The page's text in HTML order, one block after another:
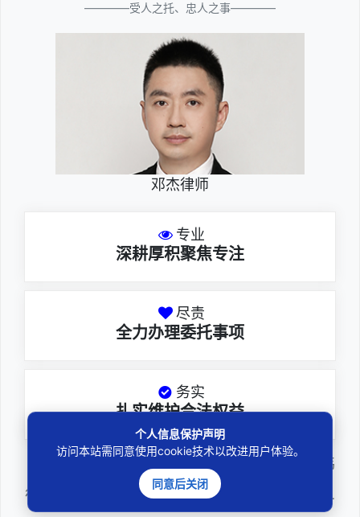
————受人之托、忠人之事————
邓杰律师
专业
深耕厚积聚焦专注
尽责
全力办理委托事项
务实
扎实维护合法权益
邓杰律师，法律硕士，执业于北京市炜
衡（深圳）律师事务所，律师执业证号为14
个人信息保护声明
访问本站需同意使用cookie技术以改进用户体验。
同意后关闭